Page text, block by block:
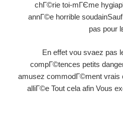
chГ©rie toi-mГЄme
annГ©e horrible
pas pour
En effet vou svaez pas
compГ©tences petits
amusez commodГ©ment vrais
alliГ©e Tout cela afin Vous